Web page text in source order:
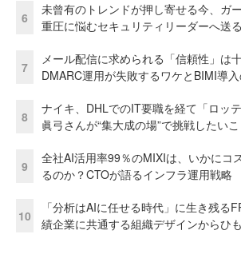
6
未曾有のトレンドが押し寄せる今、ガ
重圧に悩むセキュリティリーダーへ送
7
メール配信に求められる「信頼性」は
DMARC運用が失敗するワケとBIMI導
8
ナイキ、DHLでのIT要職を経て「ロッ
眞弓さんが“集大成の場”で挑戦したいこ
9
全社AI活用率99％のMIXIは、いかにコ
るのか？CTOが語るインフラ運用戦略
10
「分析はAIに任せる時代」に生き残る
績企業に共通する組織デザインからひ